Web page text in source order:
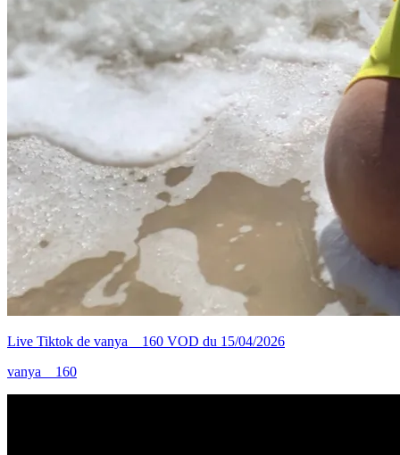
Live Tiktok de vanya__160 VOD du 15/04/2026
vanya__160